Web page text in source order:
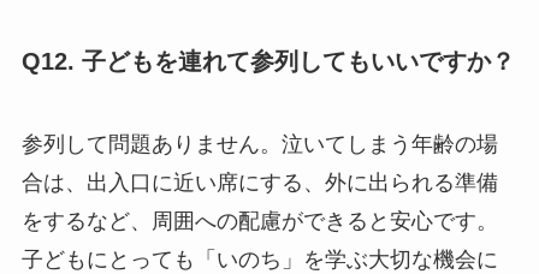
Q12. 子どもを連れて参列してもいいですか？
参列して問題ありません。泣いてしまう年齢の場
合は、出入口に近い席にする、外に出られる準備
をするなど、周囲への配慮ができると安心です。
子どもにとっても「いのち」を学ぶ大切な機会に